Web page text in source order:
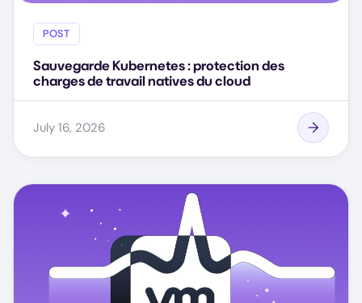
POST
Sauvegarde Kubernetes : protection des
charges de travail natives du cloud
July 16, 2026